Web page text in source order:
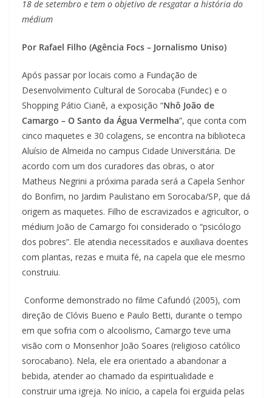
18 de setembro e tem o objetivo de resgatar a história do
médium
Por Rafael Filho (Agência Focs – Jornalismo Uniso)
Após passar por locais como a Fundação de
Desenvolvimento Cultural de Sorocaba (Fundec) e o
Shopping Pátio Cianê, a exposição “Nhô João de
Camargo – O Santo da Água Vermelha”, que conta com
cinco maquetes e 30 colagens, se encontra na biblioteca
Aluísio de Almeida no campus Cidade Universitária. De
acordo com um dos curadores das obras, o ator
Matheus Negrini a próxima parada será a Capela Senhor
do Bonfim, no Jardim Paulistano em Sorocaba/SP, que dá
origem as maquetes. Filho de escravizados e agricultor, o
médium João de Camargo foi considerado o “psicólogo
dos pobres”. Ele atendia necessitados e auxiliava doentes
com plantas, rezas e muita fé, na capela que ele mesmo
construiu.
Conforme demonstrado no filme Cafundó (2005), com
direção de Clóvis Bueno e Paulo Betti, durante o tempo
em que sofria com o alcoolismo, Camargo teve uma
visão com o Monsenhor João Soares (religioso católico
sorocabano). Nela, ele era orientado a abandonar a
bebida, atender ao chamado da espiritualidade e
construir uma igreja. No início, a capela foi erguida pelas